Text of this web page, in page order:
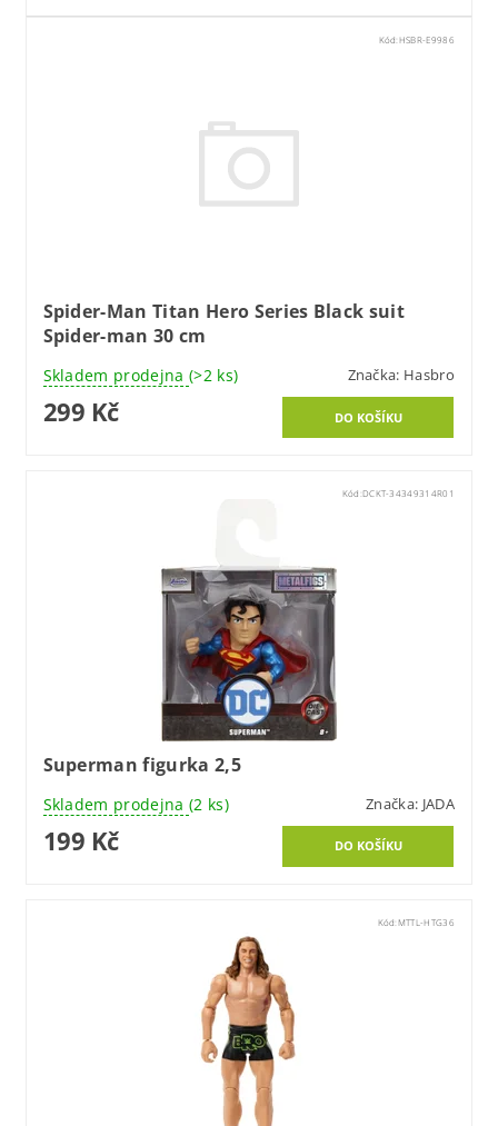
Kód: HSBR-E9986
Spider-Man Titan Hero Series Black suit
Spider-man 30 cm
Skladem prodejna (>2 ks) Značka: Hasbro
299 Kč
Kód: DCKT-34349314R01
Superman figurka 2,5
Skladem prodejna (2 ks) Značka: JADA
199 Kč
Kód: MTTL-HTG36